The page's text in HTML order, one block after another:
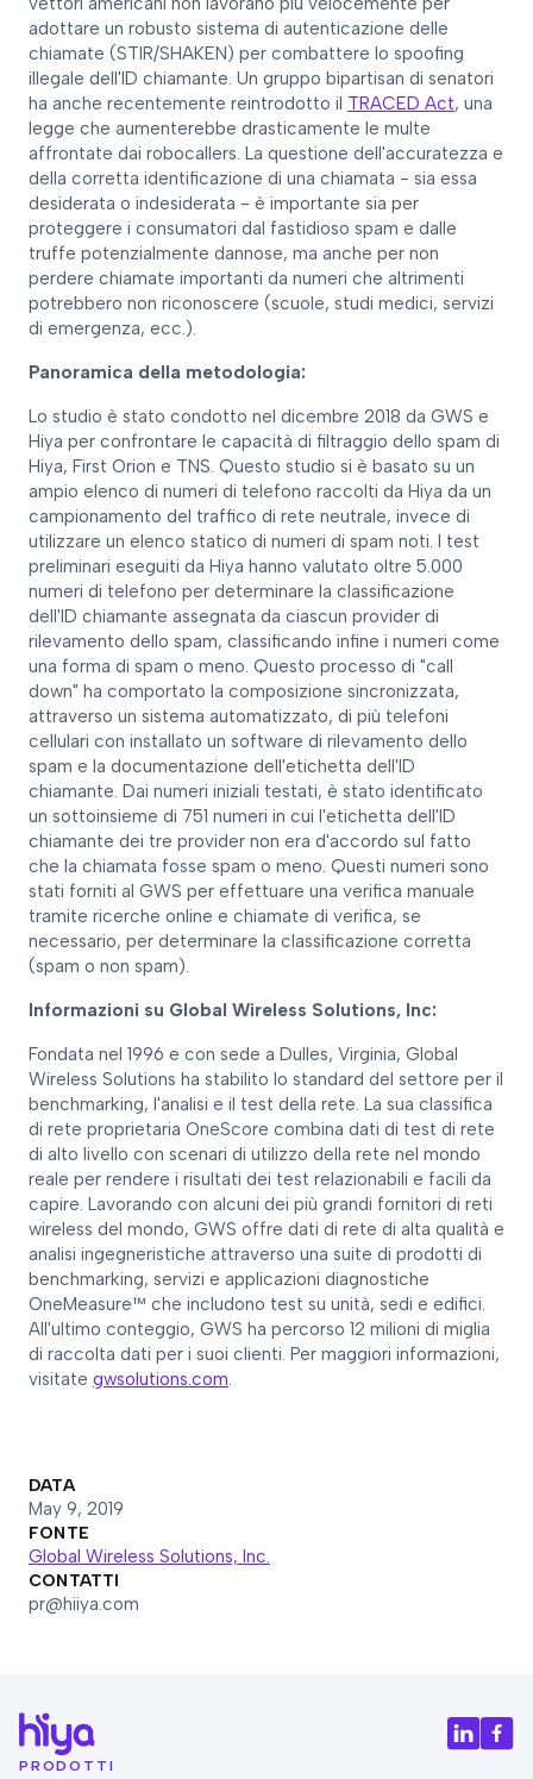
adottare un robusto sistema di autenticazione delle
chiamate (STIR/SHAKEN) per combattere lo spoofing
illegale dell'ID chiamante. Un gruppo bipartisan di senatori
ha anche recentemente reintrodotto il TRACED Act, una
legge che aumenterebbe drasticamente le multe
affrontate dai robocallers. La questione dell'accuratezza e
della corretta identificazione di una chiamata - sia essa
desiderata o indesiderata - è importante sia per
proteggere i consumatori dal fastidioso spam e dalle
truffe potenzialmente dannose, ma anche per non
perdere chiamate importanti da numeri che altrimenti
potrebbero non riconoscere (scuole, studi medici, servizi
di emergenza, ecc.).
Panoramica della metodologia:
Lo studio è stato condotto nel dicembre 2018 da GWS e
Hiya per confrontare le capacità di filtraggio dello spam di
Hiya, First Orion e TNS. Questo studio si è basato su un
ampio elenco di numeri di telefono raccolti da Hiya da un
campionamento del traffico di rete neutrale, invece di
utilizzare un elenco statico di numeri di spam noti. I test
preliminari eseguiti da Hiya hanno valutato oltre 5.000
numeri di telefono per determinare la classificazione
dell'ID chiamante assegnata da ciascun provider di
rilevamento dello spam, classificando infine i numeri come
una forma di spam o meno. Questo processo di "call
down" ha comportato la composizione sincronizzata,
attraverso un sistema automatizzato, di più telefoni
cellulari con installato un software di rilevamento dello
spam e la documentazione dell'etichetta dell'ID
chiamante. Dai numeri iniziali testati, è stato identificato
un sottoinsieme di 751 numeri in cui l'etichetta dell'ID
chiamante dei tre provider non era d'accordo sul fatto
che la chiamata fosse spam o meno. Questi numeri sono
stati forniti al GWS per effettuare una verifica manuale
tramite ricerche online e chiamate di verifica, se
necessario, per determinare la classificazione corretta
(spam o non spam).
Informazioni su Global Wireless Solutions, Inc:
Fondata nel 1996 e con sede a Dulles, Virginia, Global
Wireless Solutions ha stabilito lo standard del settore per il
benchmarking, l'analisi e il test della rete. La sua classifica
di rete proprietaria OneScore combina dati di test di rete
di alto livello con scenari di utilizzo della rete nel mondo
reale per rendere i risultati dei test relazionabili e facili da
capire. Lavorando con alcuni dei più grandi fornitori di reti
wireless del mondo, GWS offre dati di rete di alta qualità e
analisi ingegneristiche attraverso una suite di prodotti di
benchmarking, servizi e applicazioni diagnostiche
OneMeasure™ che includono test su unità, sedi e edifici.
All'ultimo conteggio, GWS ha percorso 12 milioni di miglia
di raccolta dati per i suoi clienti. Per maggiori informazioni,
visitate gwsolutions.com.
DATA
May 9, 2019
FONTE
Global Wireless Solutions, Inc.
CONTATTI
pr@hiiya.com
PRODOTTI